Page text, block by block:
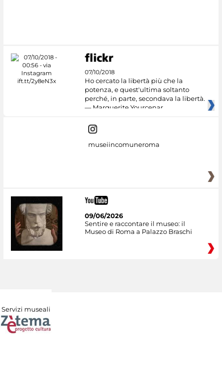
07/10/2018
Ho cercato la libertà più che la
potenza, e quest'ultima soltanto
perché, in parte, secondava la libertà.
— Marguerite Yourcenar
museiincomuneroma
09/06/2026
Sentire e raccontare il museo: il
Museo di Roma a Palazzo Braschi
Servizi museali